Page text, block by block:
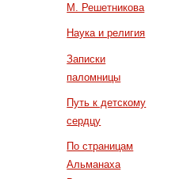
М. Решетникова
Наука и религия
Записки
паломницы
Путь к детскому
сердцу
По страницам
Альманаха